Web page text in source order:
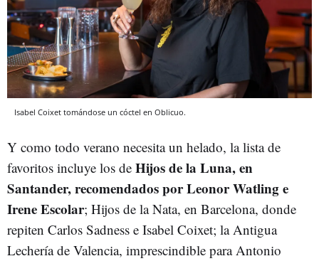
Isabel Coixet tomándose un cóctel en Oblicuo.
Y como todo verano necesita un helado, la lista de
favoritos incluye los de Hijos de la Luna, en
Santander, recomendados por Leonor Watling e
Irene Escolar; Hijos de la Nata, en Barcelona, donde
repiten Carlos Sadness e Isabel Coixet; la Antigua
Lechería de Valencia, imprescindible para Antonio